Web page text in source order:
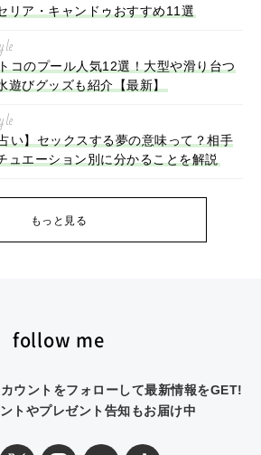
リア・キャンドゥおすすめ11選
コのプール人気12選！大型や滑り台つ
遊びグッズも紹介【最新】
占い】セックスする夢の意味って？相手
ュエーション別に分かることを解説
もっと見る
follow me
ウントをフォローして最新情報をGET!
トやプレゼント告知もお届け中